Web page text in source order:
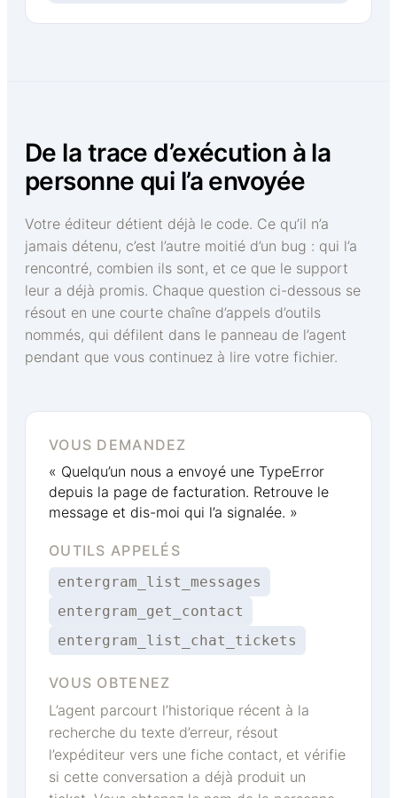
De la trace d’exécution à la
personne qui l’a envoyée
Votre éditeur détient déjà le code. Ce qu’il n’a
jamais détenu, c’est l’autre moitié d’un bug : qui l’a
rencontré, combien ils sont, et ce que le support
leur a déjà promis. Chaque question ci-dessous se
résout en une courte chaîne d’appels d’outils
nommés, qui défilent dans le panneau de l’agent
pendant que vous continuez à lire votre fichier.
VOUS DEMANDEZ
« Quelqu’un nous a envoyé une TypeError
depuis la page de facturation. Retrouve le
message et dis-moi qui l’a signalée. »
OUTILS APPELÉS
entergram_list_messages
entergram_get_contact
entergram_list_chat_tickets
VOUS OBTENEZ
L’agent parcourt l’historique récent à la
recherche du texte d’erreur, résout
l’expéditeur vers une fiche contact, et vérifie
si cette conversation a déjà produit un